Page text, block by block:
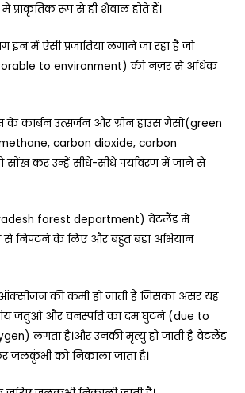
प्राकृतिक रूप से ही शैवाल होते हैं।
में ऐसी प्रजातियां लगाने जा रहा है जो
to environment) की नज़र से अधिक
कार्बन उत्सर्जन और ग्रीन हाउस गैसों(green
carbon dioxide, carbon
कर उन्हें सीधे-सीधे पर्यावरण में जाने से
forest department) वेटलैंड में
निपटने के लिए और बहुत बड़ा अभियान
की कमी हो जाती है जिसका असर यह
जंतुओं और वनस्पति का दम घुटने (due to
लगता है।और उनकी मृत्यु हो जाती है वेटलैंड
जलकुंभी को निकाला जाता है।